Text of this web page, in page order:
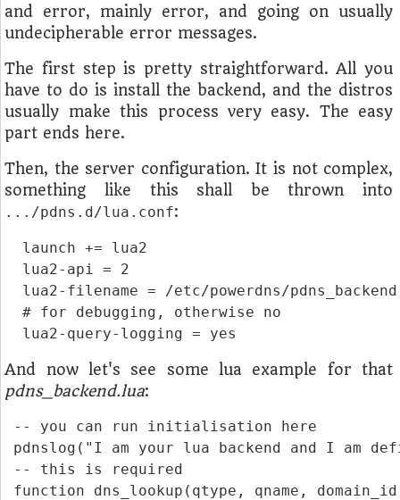
and error, mainly error, and going on usually
undecipherable error messages.
The first step is pretty straightforward. All you
have to do is install the backend, and the distros
usually make this process very easy. The easy
part ends here.
Then, the server configuration. It is not complex,
something like this shall be thrown into
.../pdns.d/lua.conf:
  launch += lua2
  lua2-api = 2
lua2-filename = /etc/powerdns/
  # for debugging, otherwise no
And now let's see some lua example for that
pdns_backend.lua:
-- you can run initialisation here
pdnslog("I am your lua backend and I am
-- this is required
function dns_lookup(qtype, qname,